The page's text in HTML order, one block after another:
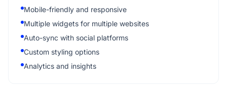
Mobile-friendly and responsive
Multiple widgets for multiple websites
Auto-sync with social platforms
Custom styling options
Analytics and insights